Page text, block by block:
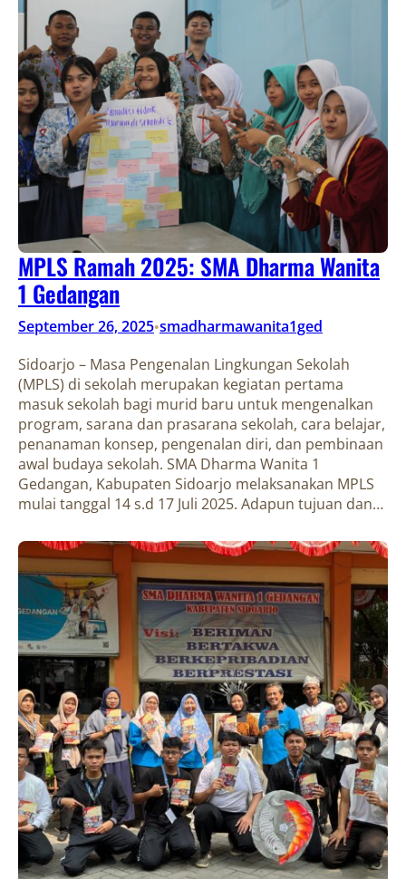
MPLS Ramah 2025: SMA Dharma Wanita
1 Gedangan
September 26, 2025•smadharmawanita1ged
Sidoarjo – Masa Pengenalan Lingkungan Sekolah
(MPLS) di sekolah merupakan kegiatan pertama
masuk sekolah bagi murid baru untuk mengenalkan
program, sarana dan prasarana sekolah, cara belajar,
penanaman konsep, pengenalan diri, dan pembinaan
awal budaya sekolah. SMA Dharma Wanita 1
Gedangan, Kabupaten Sidoarjo melaksanakan MPLS
mulai tanggal 14 s.d 17 Juli 2025. Adapun tujuan dan…